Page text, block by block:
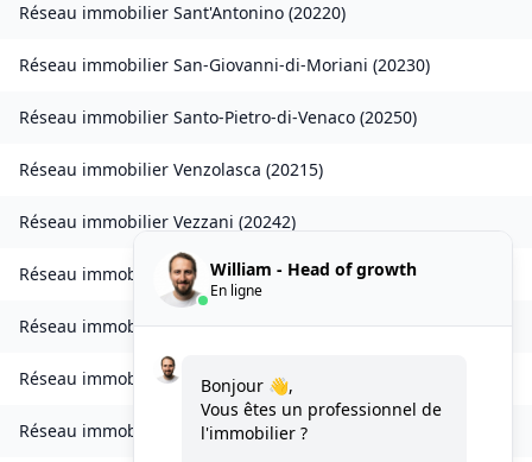
Réseau immobilier Sant'Antonino (20220)
Réseau immobilier San-Giovanni-di-Moriani (20230)
Réseau immobilier Santo-Pietro-di-Venaco (20250)
Réseau immobilier Venzolasca (20215)
Réseau immobilier Vezzani (20242)
Réseau immobilierZilia (20214)
Réseau immobilierChisa(20240)
Réseau immobilierAmpriani(20272
Réseau immobilier Barbaggio(20253
William - Head of growth
En ligne
Bonjour 👋,
Vous êtes un professionnel de
l'immobilier ?